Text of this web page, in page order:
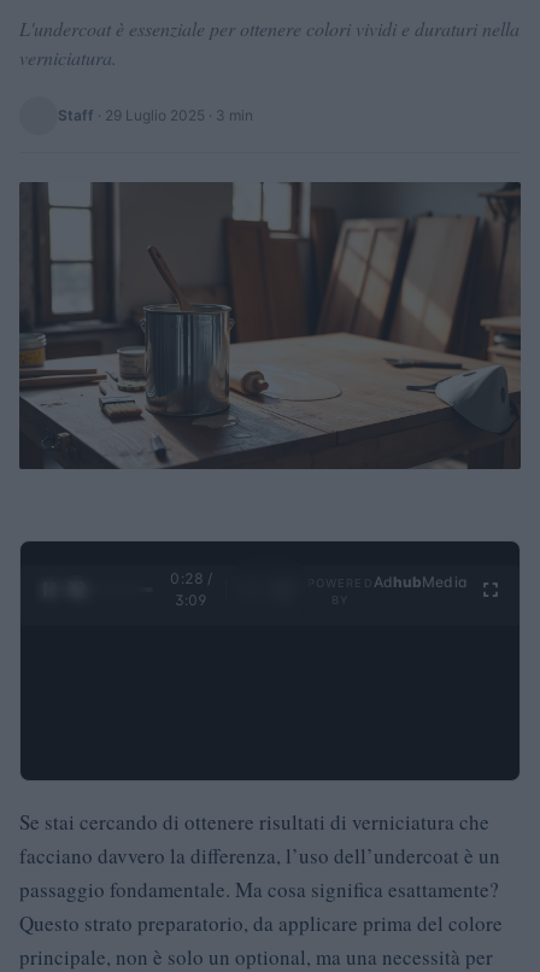
L'undercoat è essenziale per ottenere colori vividi e duraturi nella
verniciatura.
Staff · 29 Luglio 2025 · 3 min
0:28 /
3:09
Ad hubMedia
Se stai cercando di ottenere risultati di verniciatura che
facciano davvero la differenza, l’uso dell’undercoat è un
passaggio fondamentale. Ma cosa significa esattamente?
Questo strato preparatorio, da applicare prima del colore
principale, non è solo un optional, ma una necessità per